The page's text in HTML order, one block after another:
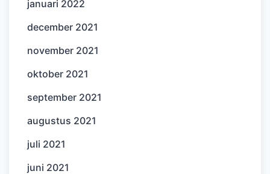
januari 2022
december 2021
november 2021
oktober 2021
september 2021
augustus 2021
juli 2021
juni 2021